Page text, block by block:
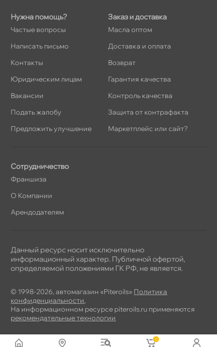
Нужна помощь?
Частые вопросы
Написать письмо
Контакты
Юридическим лицам
акансии
Подать жалобу
Предложить улучшение
Заказ и доставка
Масла оптом
Доставка и оплата
озврат
Гарантия качества
Контроль качества
Защита от контрафакта
Маркетплейс или сайт?
Сотрудничество
Франшиза
О Компании
Арендодателям
© 1998-2026, автомагазин «Piteroils» Политика
конфиденциальности,
На информационном ресурсе piteroils.ru применяются
рекомендательные технологии
Данный ресурс носит исключительно
информационный характер. Публичной офертой,
определяемой положениями ГК РФ, не является.
0